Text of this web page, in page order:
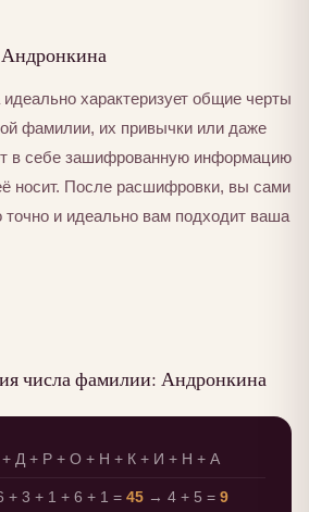
характеризует общие черты
фамилии, их привычки или даже
в себе зашифрованную информацию
носит. После расшифровки, вы сами
точно и идеально вам подходит ваша
числа фамилии: Андронкина
Д + Р + О + Н + К + И + Н + А
+ 3 + 1 + 6 + 1 = 45 → 4 + 5 = 9